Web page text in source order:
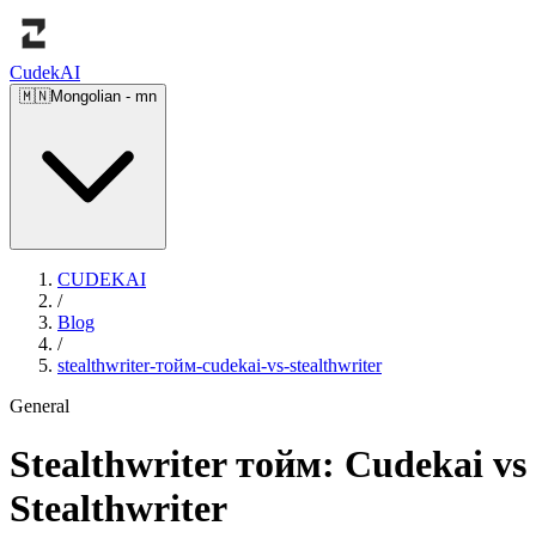
CudekAI
🇲🇳Mongolian - mn
CUDEKAI
/
Blog
/
stealthwriter-тойм-cudekai-vs-stealthwriter
General
Stealthwriter тойм: Cudekai vs
Stealthwriter